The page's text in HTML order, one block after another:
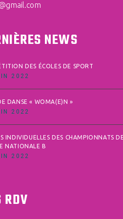
NEWS
DES ÉCOLES DE SPORT
2022
DANSE « WOMA(E)N »
2022
INDIVIDUELLES DES CHAMPIONNATS
NATIONALE B
2022
RDV